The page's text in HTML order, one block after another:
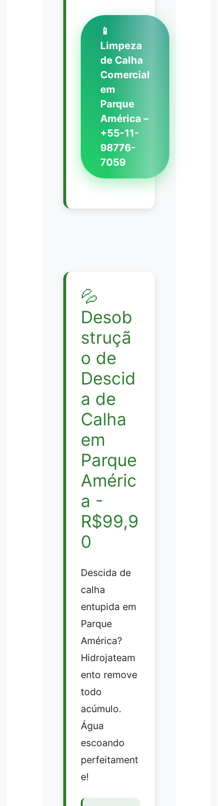
📱
Limpeza
de Calha
Comercial
em
Parque
América –
+55-11-
98776-
7059
💦
Desob
struçã
o de
Descid
a de
Calha
em
Parque
Améric
a -
R$99,9
0
Descida de
calha
entupida em
Parque
América?
Hidrojateam
ento remove
todo
acúmulo.
Água
escoando
perfeitament
e!